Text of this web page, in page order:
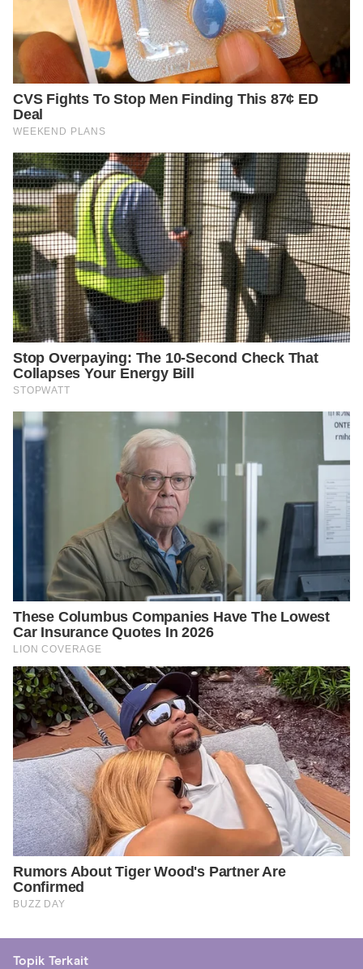
Topik Terkait